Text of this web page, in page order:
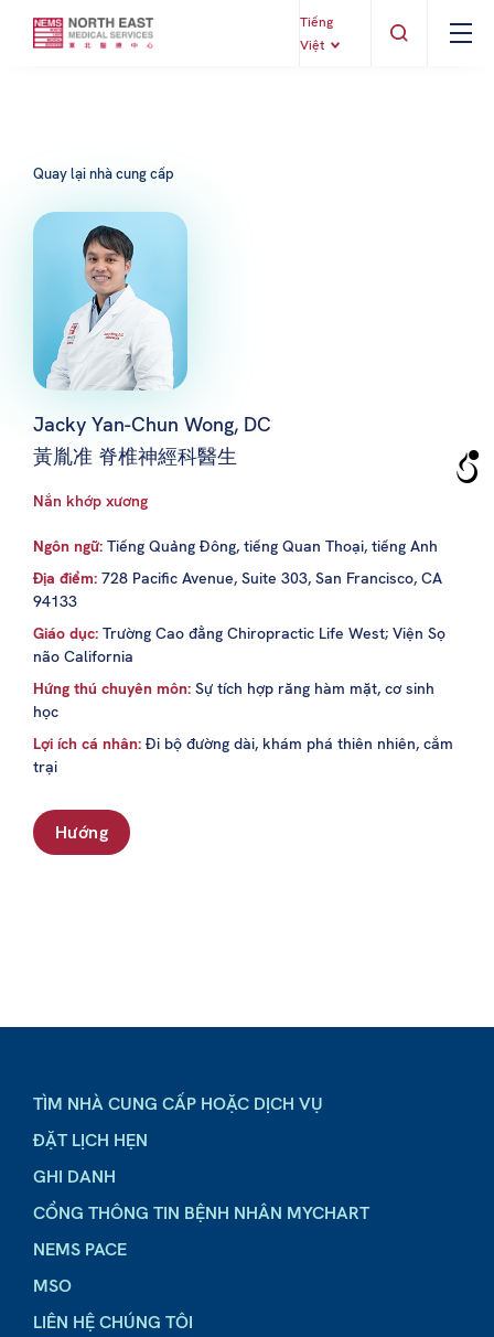
Tiếng
Việt
Quay lại nhà cung cấp
Jacky Yan-Chun Wong, DC
黃胤准 脊椎神經科醫生
Nắn khớp xương
Ngôn ngữ: Tiếng Quảng Đông, tiếng Quan Thoại, tiếng Anh
Địa điểm: 728 Pacific Avenue, Suite 303, San Francisco, CA
94133
Giáo dục: Trường Cao đẳng Chiropractic Life West; Viện Sọ
não California
Hứng thú chuyên môn: Sự tích hợp răng hàm mặt, cơ sinh
học
Lợi ích cá nhân: Đi bộ đường dài, khám phá thiên nhiên, cắm
trại
Hướng
TÌM NHÀ CUNG CẤP HOẶC DỊCH VỤ
ĐẶT LỊCH HẸN
GHI DANH
CỔNG THÔNG TIN BỆNH NHÂN MYCHART
NEMS PACE
MSO
LIÊN HỆ CHÚNG TÔI